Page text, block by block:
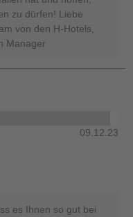
zu dürfen! Liebe
von den H-Hotels,
Manager
09.12.23
es Ihnen so gut bei